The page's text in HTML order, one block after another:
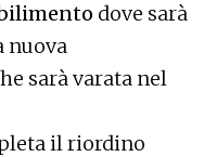
dove sarà
nuova
sarà varata nel
il riordino